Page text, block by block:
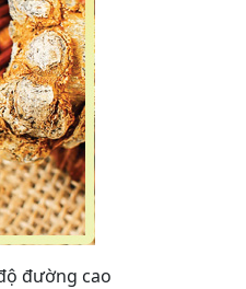
đường cao